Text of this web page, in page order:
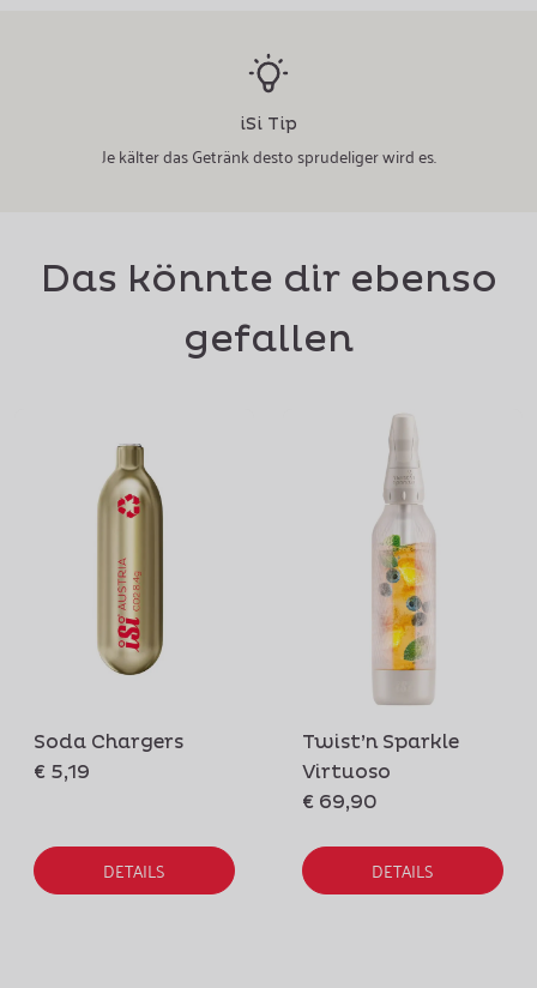
iSi Tip
Je kälter das Getränk desto sprudeliger wird es.
Das könnte dir ebenso
gefallen
Soda Chargers
€ 5,19
DETAILS
Twist’n Sparkle
Virtuoso
€ 69,90
DETAILS